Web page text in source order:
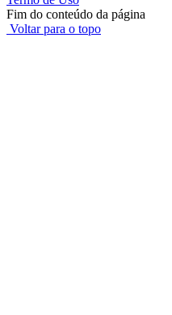
Fim do conteúdo da página
Voltar para o topo